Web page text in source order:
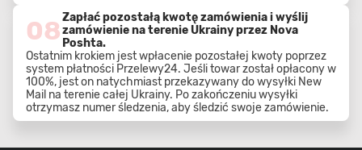
08Zapłać pozostałą kwotę zamówienia i wyślij
zamówienie na terenie Ukrainy przez Nova
Poshta.
Ostatnim krokiem jest wpłacenie pozostałej kwoty poprzez
system płatności Przelewy24. Jeśli towar został opłacony w
100%, jest on natychmiast przekazywany do wysyłki New
Mail na terenie całej Ukrainy. Po zakończeniu wysyłki
otrzymasz numer śledzenia, aby śledzić swoje zamówienie.